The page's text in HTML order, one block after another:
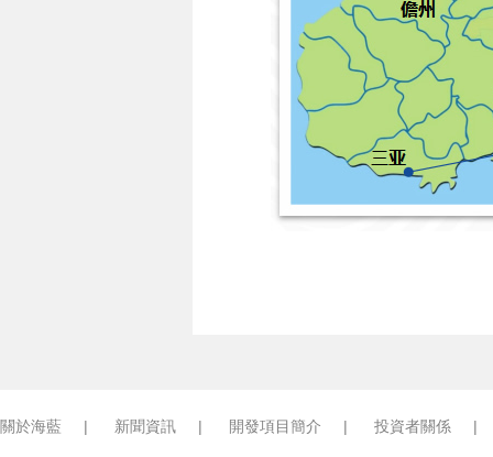
關於海藍 | 新聞資訊 | 開發項目簡介 | 投資者關係 |